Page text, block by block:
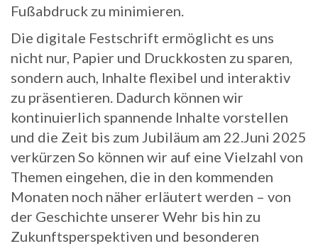
Fußabdruck zu minimieren.
Die digitale Festschrift ermöglicht es uns
nicht nur, Papier und Druckkosten zu sparen,
sondern auch, Inhalte flexibel und interaktiv
zu präsentieren. Dadurch können wir
kontinuierlich spannende Inhalte vorstellen
und die Zeit bis zum Jubiläum am 22.Juni 2025
verkürzen So können wir auf eine Vielzahl von
Themen eingehen, die in den kommenden
Monaten noch näher erläutert werden – von
der Geschichte unserer Wehr bis hin zu
Zukunftsperspektiven und besonderen